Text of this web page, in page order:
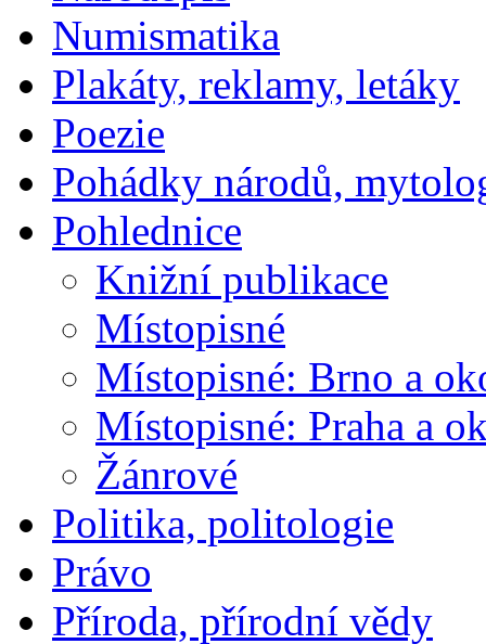
Numismatika
Plakáty, reklamy, letáky
Poezie
Pohádky národů,
Pohlednice
Knižní publikace
Místopisné
Místopisné: Brno a
Místopisné: Praha a
Žánrové
Politika, politologie
Právo
Příroda, přírodní vědy